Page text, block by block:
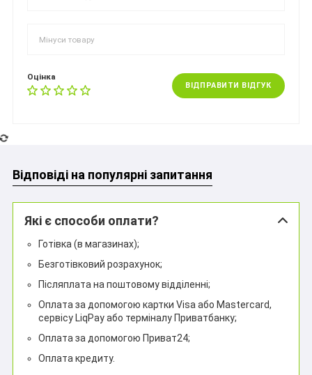
Оцінка
ВІДПРАВИТИ ВІДГУК
Відповіді на популярні запитання
Які є способи оплати?
Готівка (в магазинах);
Безготівковий розрахунок;
Післяплата на поштовому відділенні;
Оплата за допомогою картки Visa або Mastercard,
сервісу LiqPay або терміналу Приватбанку;
Оплата за допомогою Приват24;
Оплата кредиту.